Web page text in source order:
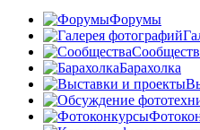
Форумы
Барахолка